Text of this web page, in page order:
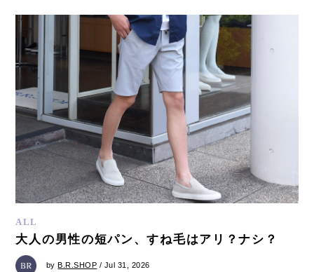
ALL
大人の男性の短パン、すね毛はアリ？ナシ？
by B.R.SHOP / Jul 31, 2026